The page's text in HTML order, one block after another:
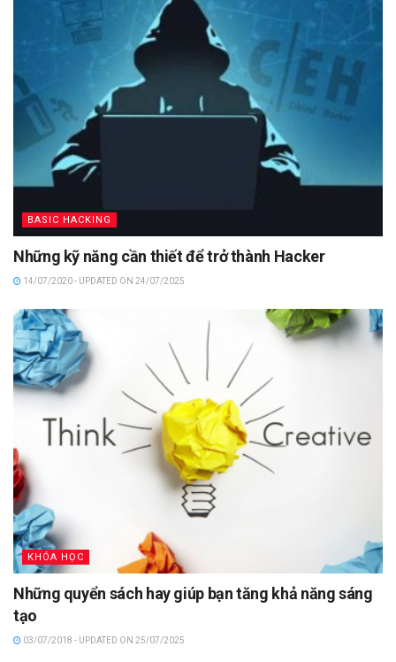
BASIC HACKING
Những kỹ năng cần thiết để trở thành Hacker
14/07/2020 - UPDATED ON 24/07/2025
KHÓA HỌC
Những quyển sách hay giúp bạn tăng khả năng sáng
tạo
03/07/2018 - UPDATED ON 25/07/2025